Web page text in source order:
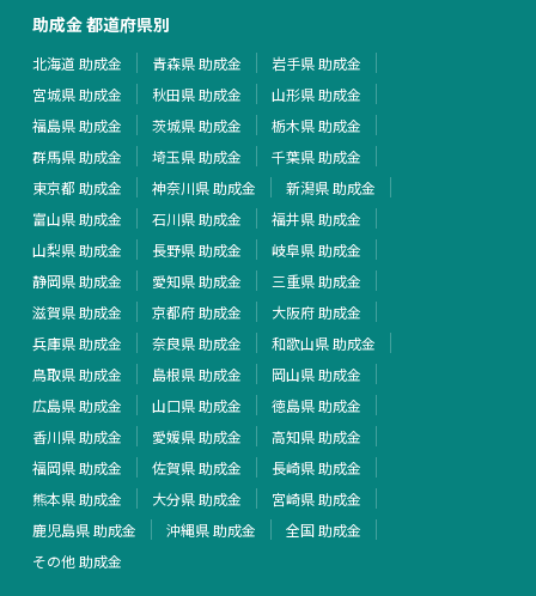
助成金 都道府県別
北海道 助成金 青森県 助成金
岩手県 助成金
宮城県 助成金
秋田県 助成金
山形県 助成金
福島県 助成金
茨城県 助成金
栃木県 助成金
群馬県 助成金
埼玉県 助成金
千葉県 助成金
東京都 助成金
神奈川県 助成金
新潟県 助成金
富山県 助成金
石川県 助成金
福井県 助成金
山梨県 助成金
長野県 助成金
岐阜県 助成金
静岡県 助成金
愛知県 助成金
三重県 助成金
滋賀県 助成金
京都府 助成金
大阪府 助成金
兵庫県 助成金
奈良県 助成金
和歌山県 助成金
鳥取県 助成金
島根県 助成金
岡山県 助成金
広島県 助成金
山口県 助成金
徳島県 助成金
香川県 助成金
愛媛県 助成金
高知県 助成金
福岡県 助成金
佐賀県 助成金
長崎県 助成金
熊本県 助成金
大分県 助成金
宮崎県 助成金
鹿児島県 助成金
沖縄県 助成金
全国 助成金
その他 助成金